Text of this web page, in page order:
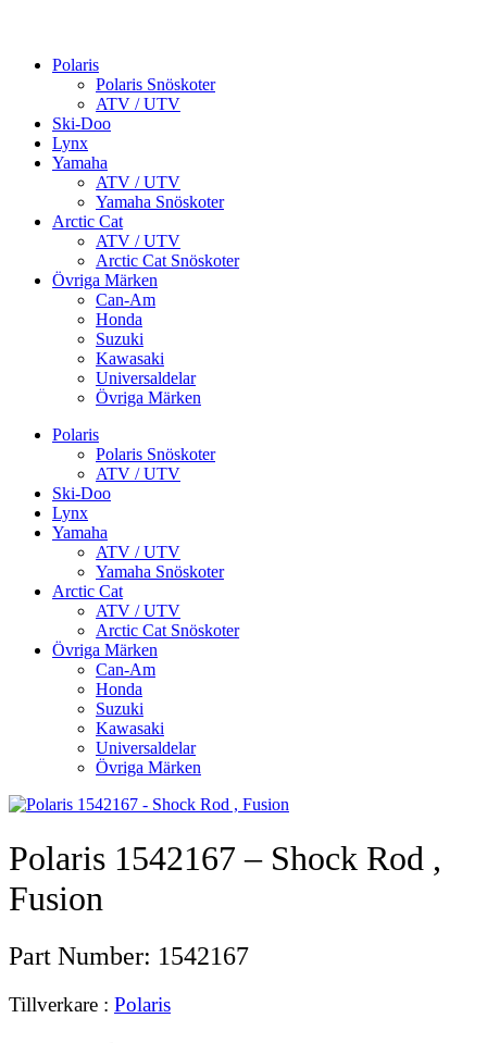
Polaris
Polaris Snöskoter
ATV / UTV
Ski-Doo
Lynx
Yamaha
ATV / UTV
Yamaha Snöskoter
Arctic Cat
ATV / UTV
Arctic Cat Snöskoter
Övriga Märken
Can-Am
Honda
Suzuki
Kawasaki
Universaldelar
Övriga Märken
Polaris
Polaris Snöskoter
ATV / UTV
Ski-Doo
Lynx
Yamaha
ATV / UTV
Yamaha Snöskoter
Arctic Cat
ATV / UTV
Arctic Cat Snöskoter
Övriga Märken
Can-Am
Honda
Suzuki
Kawasaki
Universaldelar
Övriga Märken
Polaris 1542167 – Shock Rod ,
Fusion
Part Number: 1542167
Tillverkare : Polaris